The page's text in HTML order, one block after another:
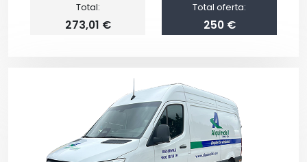
Total:
273,01 €
Total oferta:
250 €